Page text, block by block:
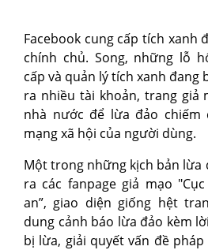
Facebook cung cấp tích xanh
chính chủ. Song, những lỗ
cấp và quản lý tích xanh đang
ra nhiều tài khoản, trang giả
nhà nước để lừa đảo chiếm
mạng xã hội của người dùng.
Một trong những kịch bản lừa
ra các fanpage giả mạo
an”, giao diện giống hệt
dung cảnh báo lừa đảo kèm
bị lừa, giải quyết vấn đề